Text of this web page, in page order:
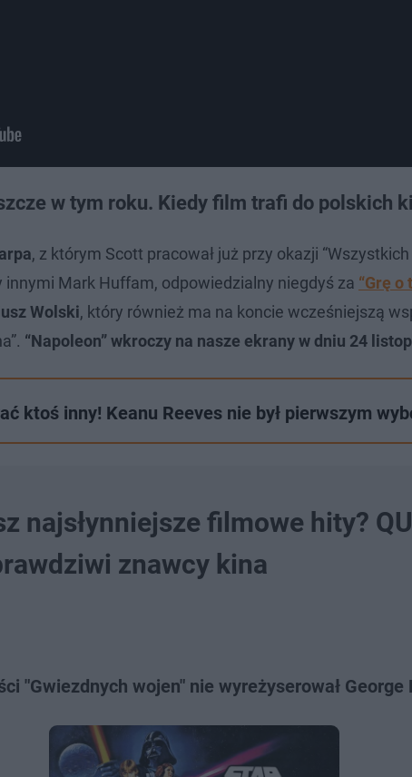
w tym roku. Kiedy film trafi do polskich
, z którym Scott pracował już przy okazji
innymi Mark Huffam, odpowiedzialny niegdyś za “Grę o
Wolski, który również ma na koncie wcześniejszą
“Napoleon” wkroczy na nasze ekrany w dniu 24
ktoś inny! Keanu Reeves nie był pierwszym
najsłynniejsze filmowe hity?
znawcy kina
"Gwiezdnych wojen" nie wyreżyserował George